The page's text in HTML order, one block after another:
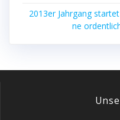
2013er Jahr­gang
ne